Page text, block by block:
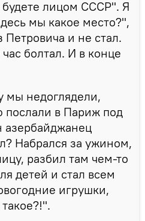
будете лицом СССР". Я
мы какое место?",
и не стал.
болтал. И в конце
мы недоглядели,
в Париж под
азербайджанец
Набрался за ужином,
разбил там чем-то
детей и стал всем
игрушки,